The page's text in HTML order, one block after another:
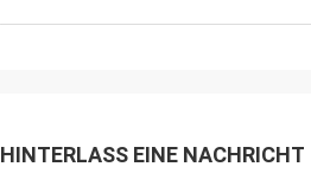
HINTERLASS EINE NACHRICHT